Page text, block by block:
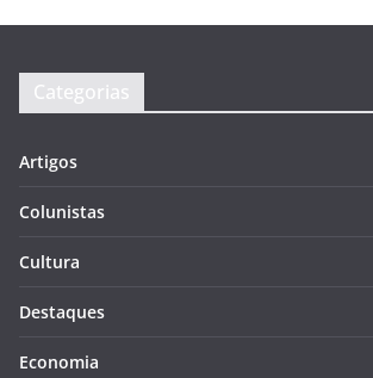
Categorias
Artigos
Colunistas
Cultura
Destaques
Economia